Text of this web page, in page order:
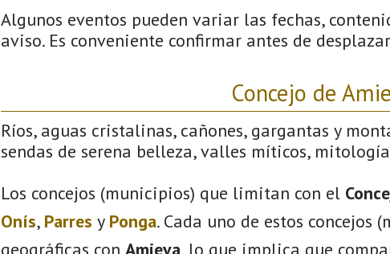
Algunos eventos pueden variar las fechas,
aviso. Es conveniente confirmar antes de
Concejo de
Ríos, aguas cristalinas, cañones, gargantas y
sendas de serena belleza, valles míticos,
Los concejos (municipios) que limitan con el
Onís, Parres y Ponga. Cada uno de estos
geográficas con Amieva, lo que implica que